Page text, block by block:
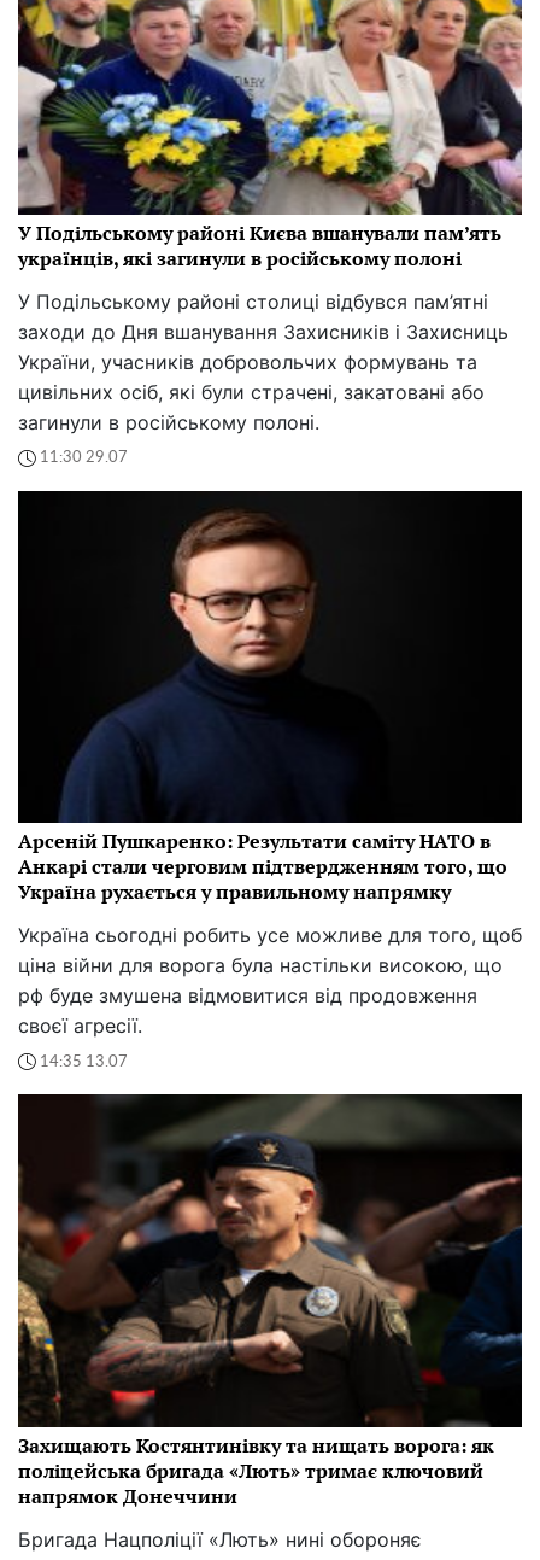
У Подільському районі Києва вшанували пам’ять
українців, які загинули в російському полоні
У Подільському районі столиці відбувся пам’ятні
заходи до Дня вшанування Захисників і Захисниць
України, учасників добровольчих формувань та
цивільних осіб, які були страчені, закатовані або
загинули в російському полоні.
11:30 29.07
Арсеній Пушкаренко: Результати саміту НАТО в
Анкарі стали черговим підтвердженням того, що
Україна рухається у правильному напрямку
Україна сьогодні робить усе можливе для того, щоб
ціна війни для ворога була настільки високою, що
рф буде змушена відмовитися від продовження
своєї агресії.
14:35 13.07
Захищають Костянтинівку та нищать ворога: як
поліцейська бригада «Лють» тримає ключовий
напрямок Донеччини
Бригада Нацполіції «Лють» нині обороняє